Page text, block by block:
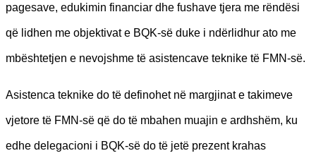
pagesave, edukimin financiar dhe fushave tjera me rëndësi
që lidhen me objektivat e BQK-së duke i ndërlidhur ato me
mbështetjen e nevojshme të asistencave teknike të FMN-së.
Asistenca teknike do të definohet në margjinat e takimeve
vjetore të FMN-së që do të mbahen muajin e ardhshëm, ku
edhe delegacioni i BQK-së do të jetë prezent krahas